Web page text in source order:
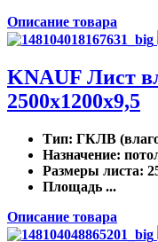
Описание товара
KNAUF Лист
2500x1200x9,5
Тип: ГКЛВ
Назначение:
Размеры листа:
Площадь ...
Описание товара